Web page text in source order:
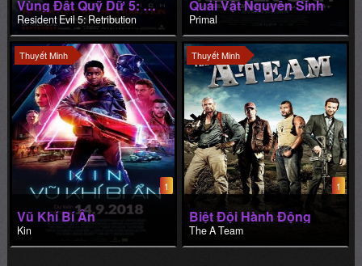
Vùng Đất Quỹ Dữ 5: Báo Thù
Resident Evil 5: Retribution
Quái Vật Nguyên Sinh
Primal
Thuyết Minh
1
Vũ Khí Bí Ẩn
Kin
Thuyết Minh
1
Biệt Đội Hành Động
The A Team